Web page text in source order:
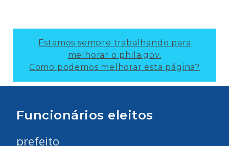
Estamos sempre trabalhando para
melhorar o phila.gov.
Como podemos melhorar esta página?
Funcionários eleitos
prefeito